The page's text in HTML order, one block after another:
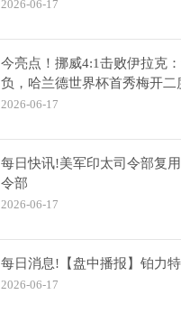
2026-06-17
今亮点！挪威4:1击败伊拉克
负，哈兰德世界杯首秀梅开二
2026-06-17
每日快讯!美军印太司令部复
令部
2026-06-17
每日消息!【盘中播报】铂力
2026-06-17